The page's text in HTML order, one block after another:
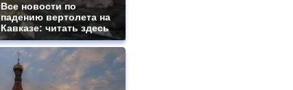
Все новости по
падению вертолета на
Кавказе: читать здесь